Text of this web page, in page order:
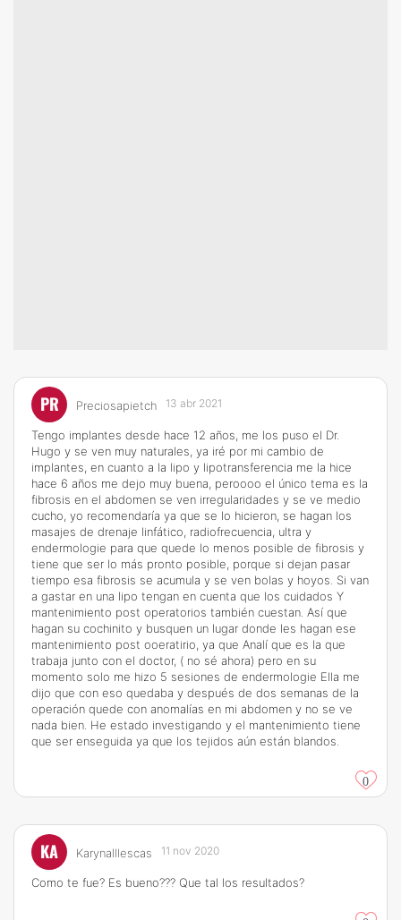
PR Preciosapietch 13 abr 2021
Tengo implantes desde hace 12 años, me los puso el Dr.
Hugo y se ven muy naturales, ya iré por mi cambio de
implantes, en cuanto a la lipo y lipotransferencia me la hice
hace 6 años me dejo muy buena, peroooo el único tema es la
fibrosis en el abdomen se ven irregularidades y se ve medio
cucho, yo recomendaría ya que se lo hicieron, se hagan los
masajes de drenaje linfático, radiofrecuencia, ultra y
endermologie para que quede lo menos posible de fibrosis y
tiene que ser lo más pronto posible, porque si dejan pasar
tiempo esa fibrosis se acumula y se ven bolas y hoyos. Si van
a gastar en una lipo tengan en cuenta que los cuidados Y
mantenimiento post operatorios también cuestan. Así que
hagan su cochinito y busquen un lugar donde les hagan ese
mantenimiento post ooeratirio, ya que Analí que es la que
trabaja junto con el doctor, ( no sé ahora) pero en su
momento solo me hizo 5 sesiones de endermologie Ella me
dijo que con eso quedaba y después de dos semanas de la
operación quede con anomalías en mi abdomen y no se ve
nada bien. He estado investigando y el mantenimiento tiene
que ser enseguida ya que los tejidos aún están blandos.
0
KA KarynaIllescas 11 nov 2020
Como te fue? Es bueno??? Que tal los resultados?